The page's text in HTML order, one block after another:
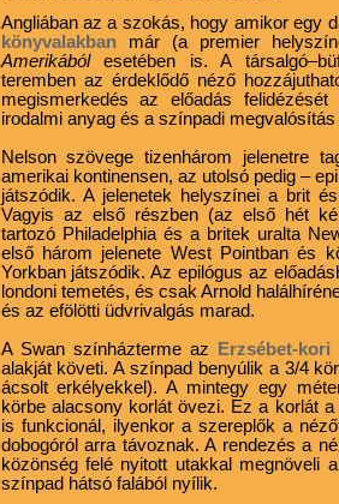
Angliában az a szokás, hogy amikor egy
könyvalakban már (a premier
Amerikábólesetében is. A
teremben az érdeklődő néző
megismerkedés az előadás
irodalmi anyag és a színpadi
Nelson szövege tizenhárom jelenetre
amerikai kontinensen, az utolsó pedig –
játszódik. A jelenetek helyszínei a brit
Vagyis az első részben (az első hét
tartozó Philadelphia és a britek uralta
első három jelenete West Pointban és
Yorkban játszódik. Az epilógus az
londoni temetés, és csak Arnold
és az efölötti üdvrivalgás marad.
A Swan színházterme az
Erzsébet-
alakját követi. A színpad benyúlik a 3/4
ácsolt erkélyekkel). A mintegy egy
körbe alacsony korlát övezi. Ez a korlát
is funkcionál, ilyenkor a szereplők a
dobogóról arra távoznak. A rendezés a
közönség felé nyitott utakkal megnöveli
színpad hátsó falából nyílik.